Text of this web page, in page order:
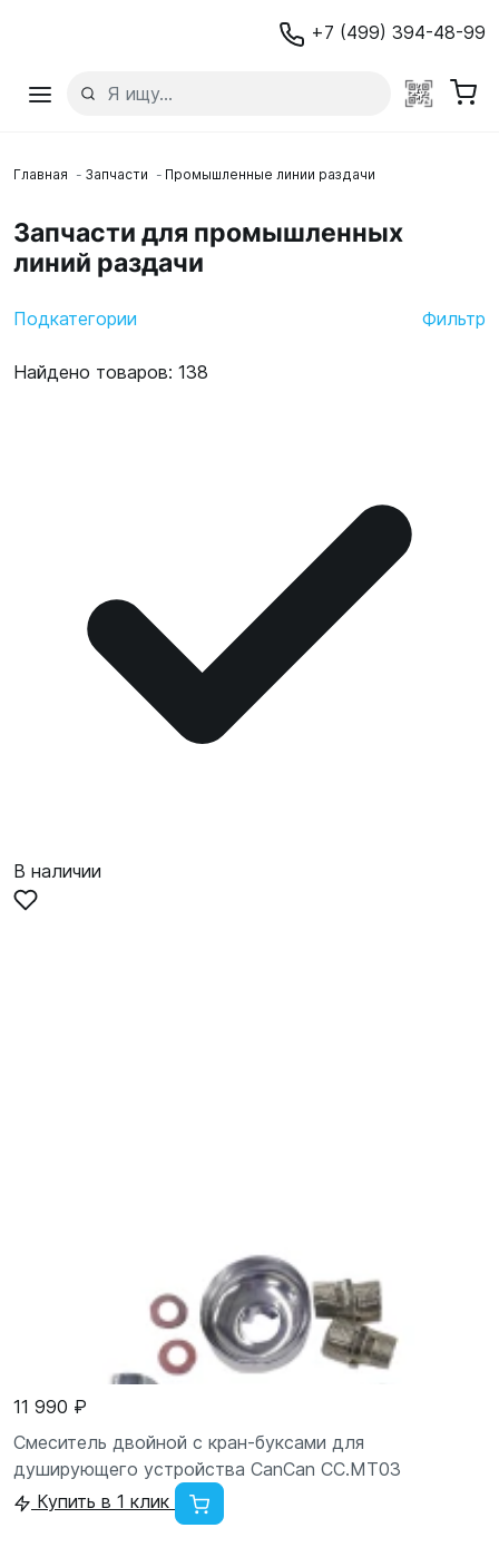
+7 (499) 394-48-99
Главная Запчасти Промышленные линии раздачи
Запчасти для промышленных
линий раздачи
Подкатегории Фильтр
Найдено товаров: 138
В наличии
11 990 ₽
Смеситель двойной с кран-буксами для
душирующего устройства CanCan CC.MT03
Купить в 1 клик